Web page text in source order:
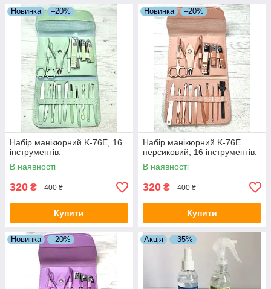
Новинка –20%
Набір манікюрний K-76E, 16
інструментів.
В наявності
320 ₴ 400 ₴
Купити
Новинка –20%
Набір манікюрний K-76E
персиковий, 16 інструментів.
В наявності
320 ₴ 400 ₴
Купити
Новинка –20% Акція –35%